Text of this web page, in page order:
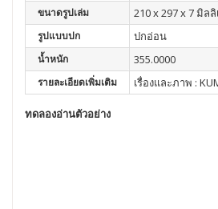
ขนาดรูปเล่ม 210 x 297 x 7 มิล
รูปแบบปก ปกอ่อน
น้ำหนัก 355.0000
รายละเอียดเพิ่มเติม เรื่องและภาพ :
ทดลองอ่านตัวอย่าง